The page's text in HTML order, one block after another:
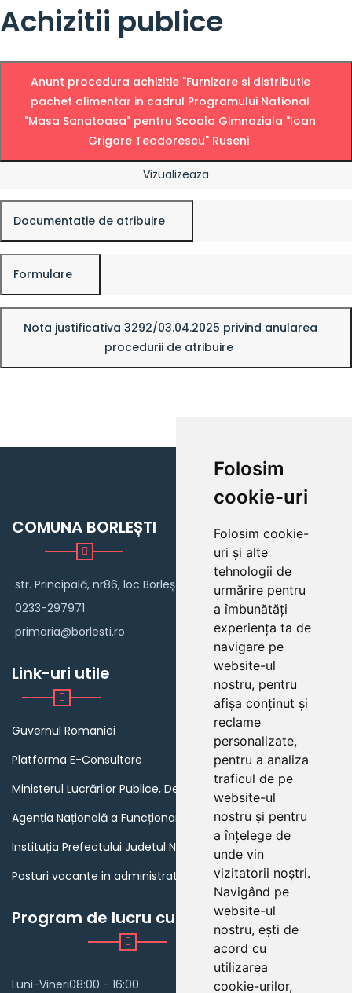
Folosim
cookie-uri
Folosim cookie-
uri și alte
tehnologii de
urmărire pentru
a îmbunătăți
experiența ta de
navigare pe
website-ul
nostru, pentru
afișa conținut și
reclame
personalizate,
pentru a analiza
traficul de pe
website-ul
nostru și pentru
a înțelege de
unde vin
vizitatorii noștri.
Navigând pe
website-ul
nostru, ești de
acord cu
utilizarea
cookie-urilor,
Achizitii publice
Anunt procedura achizitie "Furnizare si distributie
pachet alimentar in cadrul Programului National
"Masa Sanatoasa" pentru Scoala Gimnaziala "Ioan
Grigore Teodorescu" Ruseni
Vizualizeaza
Documentatie de atribuire
Formulare
Nota justificativa 3292/03.04.2025 privind anularea
procedurii de atribuire
COMUNA BORLEȘTI
str. Principală, nr86, loc Borlești
0233-297971
primaria@borlesti.ro
Link-uri utile
Guvernul Romaniei
Platforma E-Consultare
Ministerul Lucrărilor Publice, Dezvoltării și Administrației
Agenția Națională a Funcționarilor Publici
Instituția Prefectului Judetul Neamt
Posturi vacante in administratia publica din Romania
Program de lucru cu publicul
Luni-Vineri08:00 - 16:00